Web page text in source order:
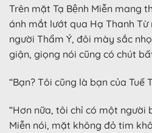
Trên mặt Tạ Bệnh Miễn mang
ánh mắt lướt qua Hạ Thanh
người Thẩm Ý, đôi mày sắc
giận, giọng nói cũng có chút
“Bạn? Tôi cũng là bạn của Tuế
“Hơn nữa, tôi chỉ có một người
Miễn nói, mặt không đỏ tim